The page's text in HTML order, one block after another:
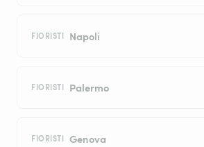
FIORISTI Napoli
FIORISTI Palermo
FIORISTI Genova